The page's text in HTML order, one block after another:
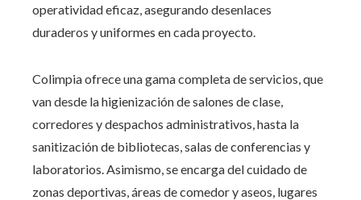
operatividad eficaz, asegurando desenlaces
duraderos y uniformes en cada proyecto.
Colimpia ofrece una gama completa de servicios, que
van desde la higienización de salones de clase,
corredores y despachos administrativos, hasta la
sanitización de bibliotecas, salas de conferencias y
laboratorios. Asimismo, se encarga del cuidado de
zonas deportivas, áreas de comedor y aseos, lugares